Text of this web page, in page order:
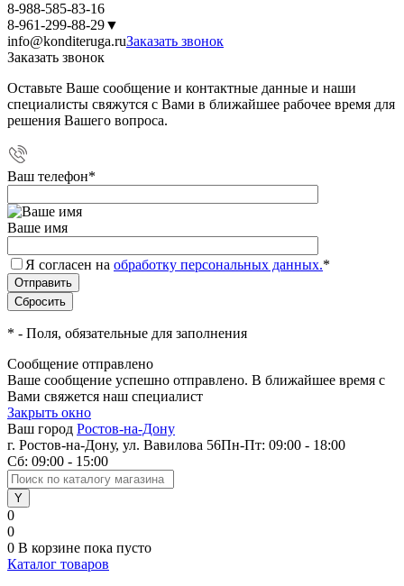
8-988-585-83-16
8-961-299-88-29▼
info@konditeruga.ruЗаказать звонок
Заказать звонок
Оставьте Ваше сообщение и контактные данные и наши
специалисты свяжутся с Вами в ближайшее рабочее время для
решения Вашего вопроса.
Ваш телефон*
Ваше имя
Я согласен на обработку персональных данных.*
* - Поля, обязательные для заполнения
Сообщение отправлено
Ваше сообщение успешно отправлено. В ближайшее время с
Вами свяжется наш специалист
Закрыть окно
Ваш город Ростов-на-Дону
г. Ростов-на-Дону, ул. Вавилова 56Пн-Пт: 09:00 - 18:00
Сб: 09:00 - 15:00
0
0
0 В корзине пока пусто
Каталог товаров